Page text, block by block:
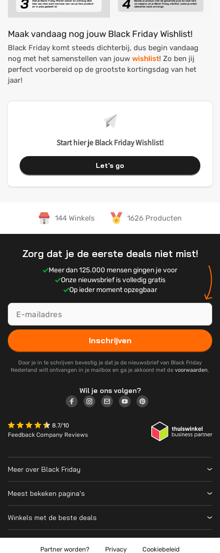
Maak vandaag nog jouw Black Friday Wishlist!
Black Friday komt steeds dichterbij, dus begin vandaag
nog met het samenstellen van jouw wishlist! Zo ben jij
perfect voorbereid op de grootste kortingsdag van het
jaar!
Start hier je Black Friday Wishlist!
Let's go
144 Winkels 1626 Producten
Zorg dat je de eerste deals niet mist!
Meer dan 125.000 mensen gingen je voor
Onze nieuwsbrief is volledig gratis
Op ieder moment opzegbaar
Inschrijven
Door je in te schrijven bevestig je dat je de nieuwsbrief van Black Friday
Nederland wilt ontvangen in je mailbox en ga je akkoord met de voorwaarden.
Wil je ons volgen?
8.7/10
Feedback Company Reviews
Meer over Black Friday
Wanneer is Black Friday?
Cyber Monday 2026
Over ons
Meest bekeken pagina's
Prijsvergelijker
Winkels met de beste deals
Partner worden? Privacy Cookiebeleid